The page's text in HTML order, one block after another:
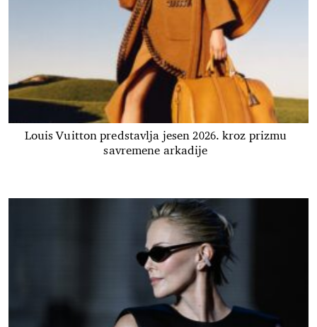
Louis Vuitton predstavlja jesen 2026. kroz prizmu
savremene arkadije